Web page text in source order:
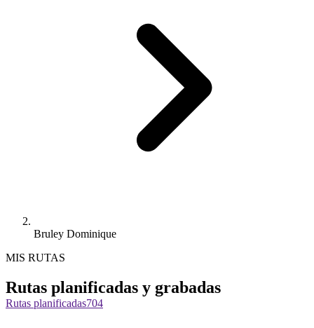
Bruley Dominique
MIS RUTAS
Rutas planificadas y grabadas
Rutas planificadas704